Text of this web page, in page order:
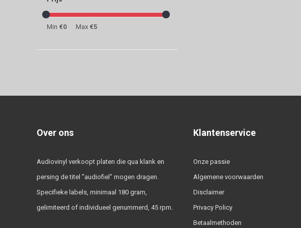
Min €0 Max €5
Over ons
Audiovinyl verkoopt platen die qua klank en
persing de titel "audiofiel" mogen dragen.
Specifieke labels, minimaal 180 gram,
gelimiteerd of individueel genummerd, 45 rpm.
Klantenservice
Onze passie
Algemene voorwaarden
Disclaimer
Privacy Policy
Betaalmethoden